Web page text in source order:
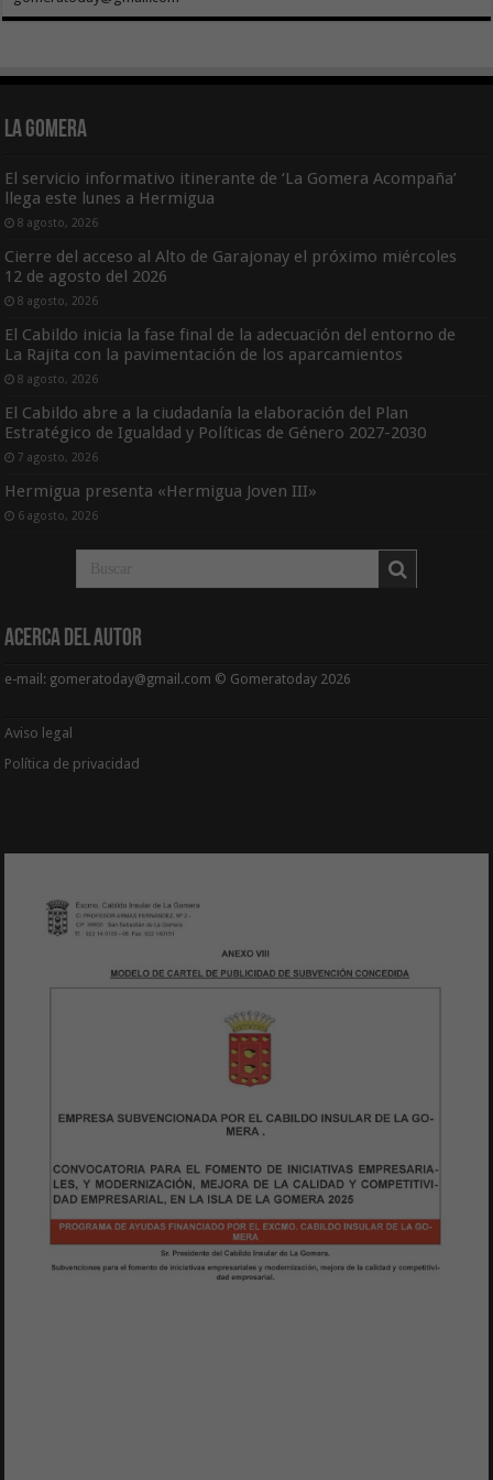
La Gomera
El servicio informativo itinerante de ‘La Gomera Acompaña’
llega este lunes a Hermigua
8 agosto, 2026
Cierre del acceso al Alto de Garajonay el próximo miércoles
12 de agosto del 2026
8 agosto, 2026
El Cabildo inicia la fase final de la adecuación del entorno de
La Rajita con la pavimentación de los aparcamientos
8 agosto, 2026
El Cabildo abre a la ciudadanía la elaboración del Plan
Estratégico de Igualdad y Políticas de Género 2027-2030
7 agosto, 2026
Hermigua presenta «Hermigua Joven III»
6 agosto, 2026
Acerca del Autor
e-mail: gomeratoday@gmail.com © Gomeratoday 2026
Aviso legal
Política de privacidad